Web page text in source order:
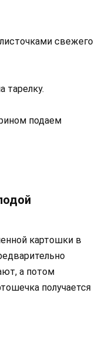
свежего
тарелку.
подаем
картошки в
а потом
получается